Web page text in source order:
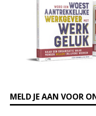
MELD JE AAN VOOR